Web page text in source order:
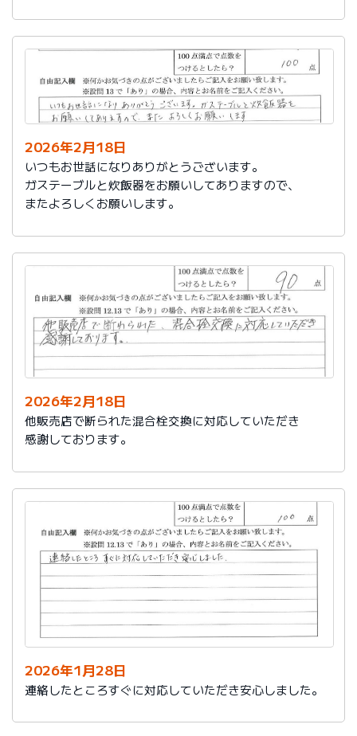
かったです。
これからもよろしくお願いします。
2026年2月18日
いつもお世話になりありがとうございます。
ガステーブルと炊飯器をお願いしてありますので、
またよろしくお願いします。
2026年2月18日
他販売店で断られた混合栓交換に対応していただき
感謝しております。
2026年1月28日
連絡したところすぐに対応していただき安心しました。